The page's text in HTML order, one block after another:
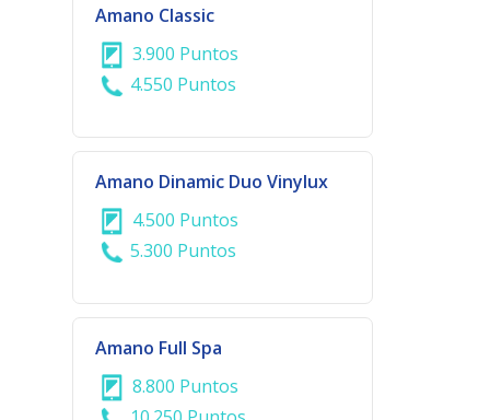
Amano Classic
3.900 Puntos
4.550 Puntos
Amano Dinamic Duo Vinylux
4.500 Puntos
5.300 Puntos
Amano Full Spa
8.800 Puntos